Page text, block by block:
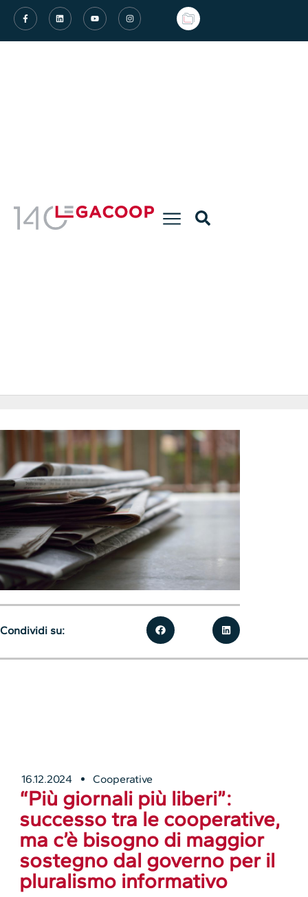
16.12.2024 Cooperative
“Più giornali più liberi”:
successo tra le cooperative,
ma c’è bisogno di maggior
sostegno dal governo per il
pluralismo informativo
Condividi su: